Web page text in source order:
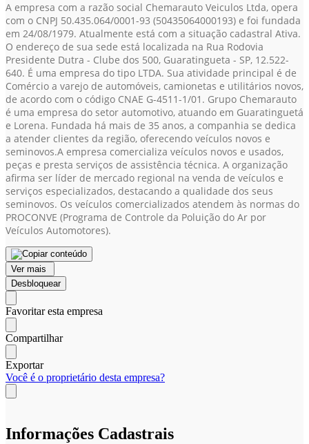
A empresa com a razão social Chemarauto Veiculos Ltda, opera
com o CNPJ 50.435.064/0001-93 (50435064000193) e foi fundada
em 24/08/1979. Atualmente está com a situação cadastral Ativa.
O endereço de sua sede está localizada na Rua Rodovia
Presidente Dutra - Clube dos 500, Guaratingueta - SP, 12.522-
640. É uma empresa do tipo LTDA. Sua atividade principal é de
Comércio a varejo de automóveis, camionetas e utilitários novos,
de acordo com o código CNAE G-4511-1/01. Grupo Chemarauto
é uma empresa do setor automotivo, atuando em Guaratinguetá
e Lorena. Fundada há mais de 35 anos, a companhia se dedica
a atender clientes da região, oferecendo veículos novos e
seminovos.A empresa comercializa veículos novos e usados,
peças e presta serviços de assistência técnica. A organização
afirma ser líder de mercado regional na venda de veículos e
serviços especializados, destacando a qualidade dos seus
seminovos. Os veículos comercializados atendem às normas do
PROCONVE (Programa de Controle da Poluição do Ar por
Veículos Automotores).
Ver mais
Desbloquear
Favoritar esta empresa
Compartilhar
Exportar
Você é o proprietário desta empresa?
Informações Cadastrais